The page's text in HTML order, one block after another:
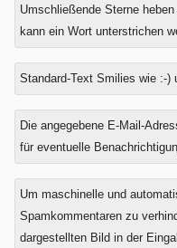
Umschließende Sterne heben
kann ein Wort unterstrichen
Standard-Text Smilies wie :-)
Was
ist
Neun
minus
Die angegebene E-Mail-
für eventuelle
Um maschinelle und
Spamkommentaren zu
dargestellten Bild in der